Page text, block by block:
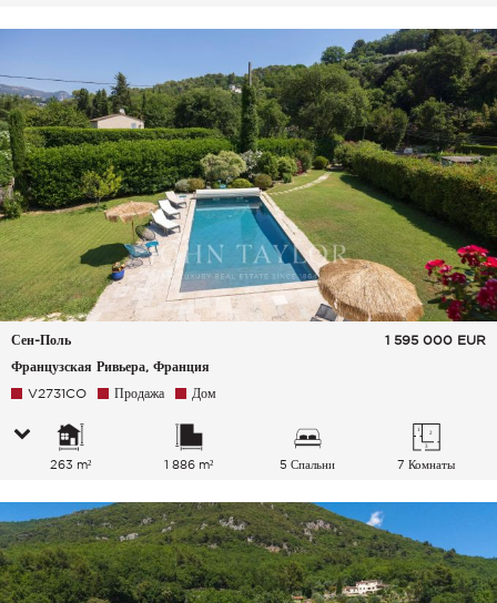
Сен-Поль
Французская Ривьера, Франция
1 595 000 EUR
V2731CO Продажа Дом
263 m² 1 886 m² 5 Спальни 7 Комнаты